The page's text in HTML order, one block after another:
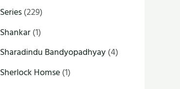
Series(229)
Shankar(1)
Sharadindu Bandyopadhyay(4)
Sherlock Homse(1)